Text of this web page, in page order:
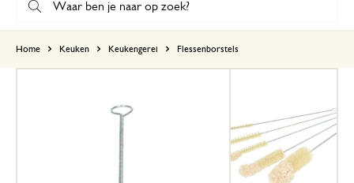
Home Keuken Keukengerei Flessenborstels